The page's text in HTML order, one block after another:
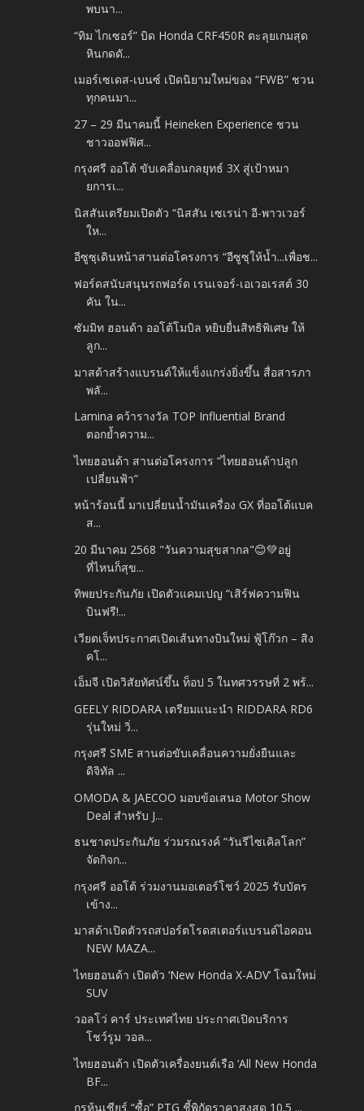
พบนา...
“ทิม ไกเซอร์” บิด Honda CRF450R ตะลุยเกมสุด
หินกดดั...
เมอร์เซเดส-เบนซ์ เปิดนิยามใหม่ของ “FWB” ชวน
ทุกคนมา...
27 – 29 มีนาคมนี้ Heineken Experience ชวน
ชาวออฟฟิศ...
กรุงศรี ออโต้ ขับเคลื่อนกลยุทธ์ 3X สู่เป้าหมา
ยการเ...
นิสสันเตรียมเปิดตัว “นิสสัน เซเรน่า อี-พาวเวอร์
ให...
อีซูซุเดินหน้าสานต่อโครงการ “อีซูซุให้น้ำ...เพื่อช...
ฟอร์ดสนับสนุนรถฟอร์ด เรนเจอร์-เอเวอเรสต์ 30
คัน ใน...
ซัมมิท ฮอนด้า ออโต้โมบิล หยิบยื่นสิทธิพิเศษ ให้
ลูก...
มาสด้าสร้างแบรนด์ให้แข็งแกร่งยิ่งขึ้น สื่อสารภา
พลั...
Lamina คว้ารางวัล TOP Influential Brand
ตอกย้ำความ...
ไทยฮอนด้า สานต่อโครงการ “ไทยฮอนด้าปลูก
เปลี่ยนฟ้า”
หน้าร้อนนี้ มาเปลี่ยนน้ำมันเครื่อง GX ที่ออโต้แบค
ส...
20 มีนาคม 2568 "วันความสุขสากล"😊💚อยู่
ที่ไหนก็สุข...
ทิพยประกันภัย เปิดตัวแคมเปญ “เสิร์ฟความฟิน
บินฟรี!...
เวียตเจ็ทประกาศเปิดเส้นทางบินใหม่ ฟู้โก๊วก – สิง
คโ...
เอ็มจี เปิดวิสัยทัศน์ขึ้น ท็อป 5 ในทศวรรษที่ 2 พร้...
GEELY RIDDARA เตรียมแนะนำ RIDDARA RD6
รุ่นใหม่ วิ่...
กรุงศรี SME สานต่อขับเคลื่อนความยั่งยืนและ
ดิจิทัล ...
OMODA & JAECOO มอบข้อเสนอ Motor Show
Deal สำหรับ J...
ธนชาตประกันภัย ร่วมรณรงค์ “วันรีไซเคิลโลก”
จัดกิจก...
กรุงศรี ออโต้ ร่วมงานมอเตอร์โชว์ 2025 รับบัตร
เข้าง...
มาสด้าเปิดตัวรถสปอร์ตโรดสเตอร์แบรนด์ไอคอน
NEW MAZA...
ไทยฮอนด้า เปิดตัว ‘New Honda X-ADV’ โฉมใหม่
SUV
วอลโว่ คาร์ ประเทศไทย ประกาศเปิดบริการ
โชว์รูม วอล...
ไทยฮอนด้า เปิดตัวเครื่องยนต์เรือ ‘All New Honda
BF...
กูรูหุ้นเชียร์ “ซื้อ” PTG ชี้พิกัดราคาสูงสุด 10.5 ...